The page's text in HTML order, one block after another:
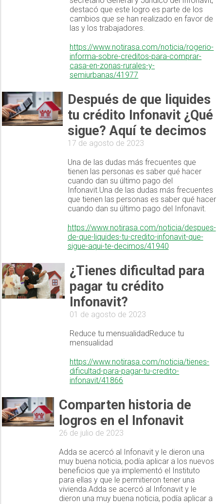
destacó que este logro es parte de los
cambios que se han realizado en favor de
las y los trabajadores.
https://www.notirasa.com/noticia/rogerio-
informa-sobre-creditos-para-comprar-
casa-en-zonas-rurales-y-
semiurbanas/41977
Después de que liquides
tu crédito Infonavit ¿Qué
sigue? Aquí te decimos
17 de agosto de 2023
Una de las dudas más frecuentes que
tienen las personas es saber qué hacer
cuando dan su último pago del
Infonavit.Una de las dudas más frecuentes
que tienen las personas es saber qué hacer
cuando dan su último pago del Infonavit.
https://www.notirasa.com/noticia/despues-
de-que-liquides-tu-credito-infonavit-que-
sigue-aqui-te-decimos/41940
¿Tienes dificultad para
pagar tu crédito
Infonavit?
01 de agosto de 2023
Reduce tu mensualidadReduce tu
mensualidad
https://www.notirasa.com/noticia/tienes-
dificultad-para-pagar-tu-credito-
infonavit/41866
Comparten historia de
logros en el Infonavit
26 de julio de 2023
Adda se acercó al Infonavit y le dieron una
muy buena noticia, podía aplicar a los nuevos
beneficios que ya implementó el Instituto
para ellas y que le permitieron tener una
vivienda.Adda se acercó al Infonavit y le
dieron una muy buena noticia, podía aplicar a